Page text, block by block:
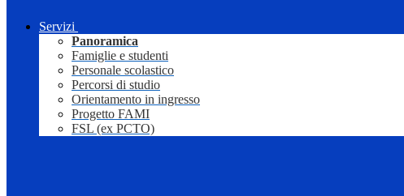
Servizi
Panoramica
Famiglie e studenti
Personale scolastico
Percorsi di studio
Orientamento in ingresso
Progetto FAMI
FSL (ex PCTO)